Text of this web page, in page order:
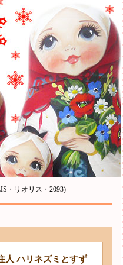
・リオリス・2093)
人 ハリネズミとすず